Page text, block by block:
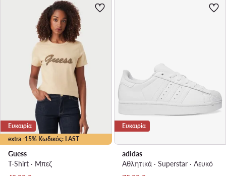
extra -15% Κωδικός: LAST
Ευκαιρία
Guess
T-Shirt · Μπεζ
Ευκαιρία
adidas
Αθλητικά · Superstar · Λευκό